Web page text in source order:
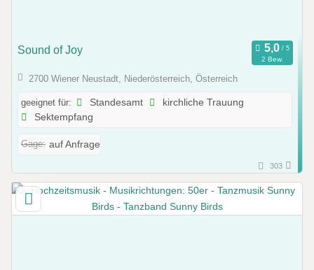
Sound of Joy
2 Bew.
2700 Wiener Neustadt, Niederösterreich, Österreich
geeignet für: Standesamt
kirchliche Trauung
Sektempfang
Gage: auf Anfrage
303